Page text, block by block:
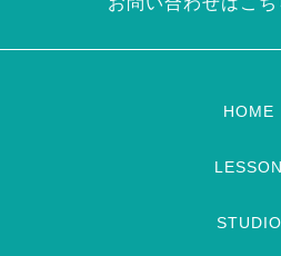
HOME
LESSON
STUDIO